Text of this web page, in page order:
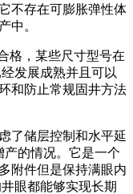
不存在可膨胀弹性体
中。
格，某些尺寸型号在
发展成熟并且可以
和防止常规固井方法
了储层控制和水平延
产的情况。它是一个
附件但是保持满眼内
眼都能够实现长期